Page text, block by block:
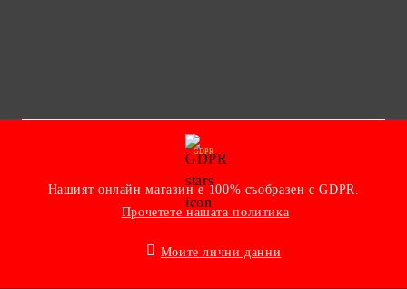
GDPR
Нашият онлайн магазин е 100% съобразен с GDPR.
Прочетете нашата политика
Моите лични данни